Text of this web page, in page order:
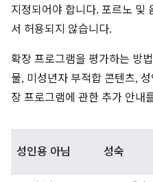
지정되어야 합니다. 포르노 및
서 허용되지 않습니다.
확장 프로그램을 평가하는 방
물, 미성년자 부적합 콘텐츠,
장 프로그램에 관한 추가 안내
성인용 아님 성숙